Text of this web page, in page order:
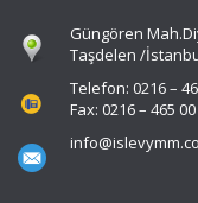
Güngören
Taşdelen /
Telefon: 0216 –
Fax: 0216 – 465